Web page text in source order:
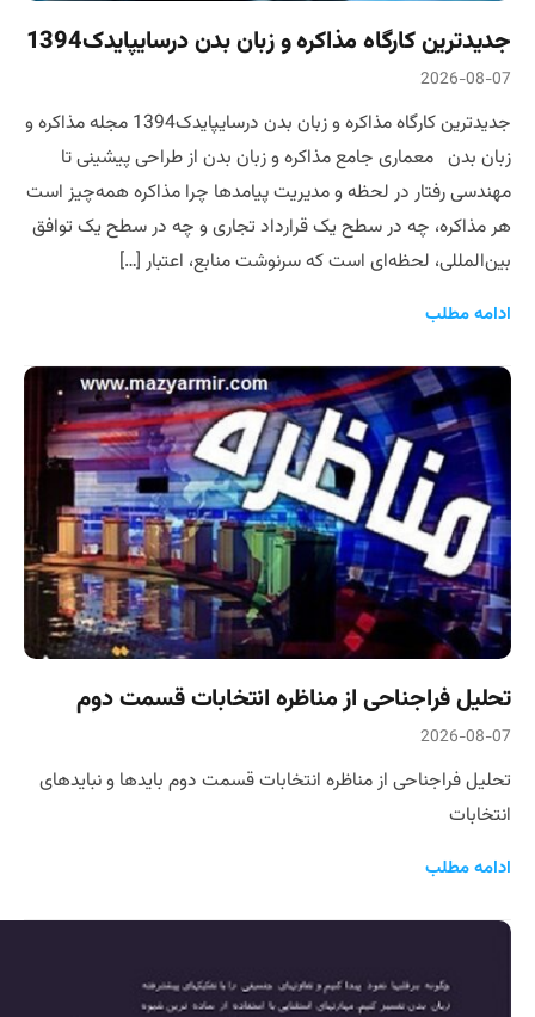
جدیدترین کارگاه مذاکره و زبان بدن درسایپایدک1394
2026-08-07
جدیدترین کارگاه مذاکره و زبان بدن درسایپایدک1394 مجله مذاکره و
زبان بدن معماری جامع مذاکره و زبان بدن از طراحی پیشینی تا
مهندسی رفتار در لحظه و مدیریت پیامدها چرا مذاکره همه‌چیز است
هر مذاکره، چه در سطح یک قرارداد تجاری و چه در سطح یک توافق
بین‌المللی، لحظه‌ای است که سرنوشت منابع، اعتبار […]
ادامه مطلب
تحلیل فراجناحی از مناظره انتخابات قسمت دوم
2026-08-07
تحلیل فراجناحی از مناظره انتخابات قسمت دوم بایدها و نبایدهای
انتخابات
ادامه مطلب